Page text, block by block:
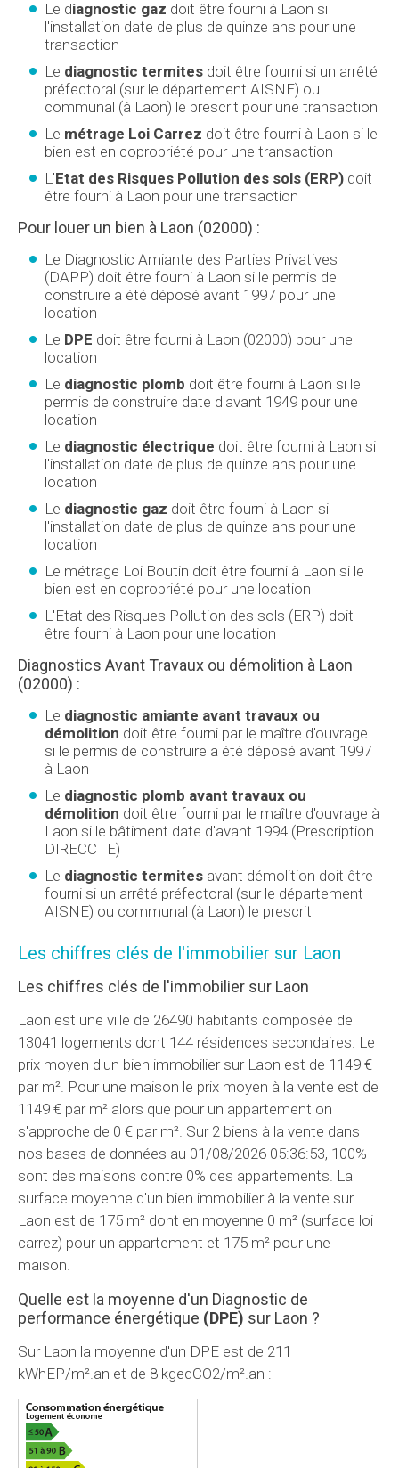
Le diagnostic gaz doit être fourni à Laon si
l'installation date de plus de quinze ans pour une
transaction
Le diagnostic termites doit être fourni si un arrêté
préfectoral (sur le département AISNE) ou
communal (à Laon) le prescrit pour une transaction
Le métrage Loi Carrez doit être fourni à Laon si le
bien est en copropriété pour une transaction
L'Etat des Risques Pollution des sols (ERP) doit
être fourni à Laon pour une transaction
Pour louer un bien à Laon (02000) :
Le Diagnostic Amiante des Parties Privatives
(DAPP) doit être fourni à Laon si le permis de
construire a été déposé avant 1997 pour une
location
Le DPE doit être fourni à Laon (02000) pour une
location
Le diagnostic plomb doit être fourni à Laon si le
permis de construire date d'avant 1949 pour une
location
Le diagnostic électrique doit être fourni à Laon si
l'installation date de plus de quinze ans pour une
location
Le diagnostic gaz doit être fourni à Laon si
l'installation date de plus de quinze ans pour une
location
Le métrage Loi Boutin doit être fourni à Laon si le
bien est en copropriété pour une location
L'Etat des Risques Pollution des sols (ERP) doit
être fourni à Laon pour une location
Diagnostics Avant Travaux ou démolition à Laon
(02000) :
Le diagnostic amiante avant travaux ou
démolition doit être fourni par le maître d'ouvrage
si le permis de construire a été déposé avant 1997
à Laon
Le diagnostic plomb avant travaux ou
démolition doit être fourni par le maître d'ouvrage à
Laon si le bâtiment date d'avant 1994 (Prescription
DIRECCTE)
Le diagnostic termites avant démolition doit être
fourni si un arrêté préfectoral (sur le département
AISNE) ou communal (à Laon) le prescrit
Les chiffres clés de l'immobilier sur Laon
Les chiffres clés de l'immobilier sur Laon
Laon est une ville de 26490 habitants composée de
13041 logements dont 144 résidences secondaires. Le
prix moyen d'un bien immobilier sur Laon est de 1149 €
par m². Pour une maison le prix moyen à la vente est de
1149 € par m² alors que pour un appartement on
s'approche de 0 € par m². Sur 2 biens à la vente dans
nos bases de données au 01/08/2026 05:36:53, 100%
sont des maisons contre 0% des appartements. La
surface moyenne d'un bien immobilier à la vente sur
Laon est de 175 m² dont en moyenne 0 m² (surface loi
carrez) pour un appartement et 175 m² pour une
maison.
Quelle est la moyenne d'un Diagnostic de
performance énergétique (DPE) sur Laon ?
Sur Laon la moyenne d'un DPE est de 211
kWhEP/m².an et de 8 kgeqCO2/m².an :